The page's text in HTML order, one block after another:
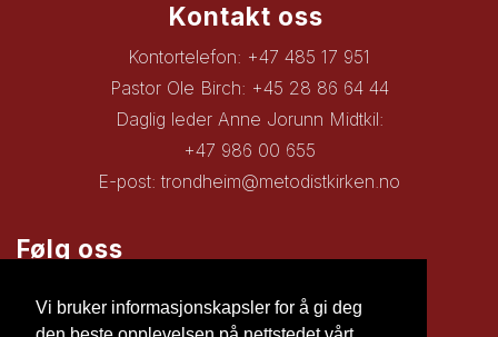
Vi bruker informasjonskapsler for å gi deg
Kontakt oss
Kontortelefon: +47 485 17 951
Pastor Ole Birch: +45 28 86 64 44
Daglig leder Anne Jorunn Midtkil:
+47 986 00 655
E-post:trondheim@metodistkirken.no
Følg oss